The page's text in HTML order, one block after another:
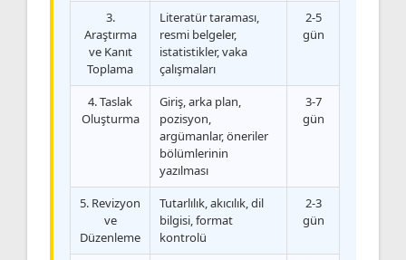
3.
Araştırma
ve Kanıt
Toplama
Literatür taraması,
resmi belgeler,
istatistikler, vaka
çalışmaları
2-5
gün
4. Taslak
Oluşturma
Giriş, arka plan,
pozisyon,
argümanlar, öneriler
bölümlerinin
yazılması
3-7
gün
5. Revizyon
ve
Düzenleme
Tutarlılık, akıcılık, dil
bilgisi, format
kontrolü
2-3
gün